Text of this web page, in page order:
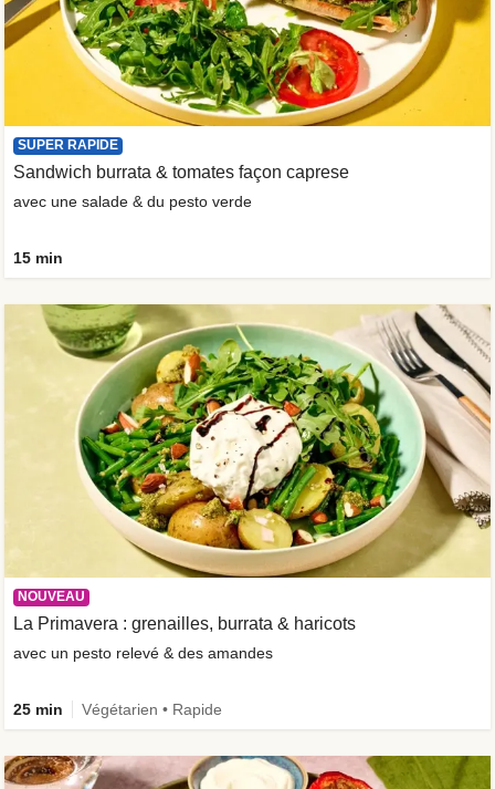
SUPER RAPIDE
Sandwich burrata & tomates façon caprese
avec une salade & du pesto verde
15 min
NOUVEAU
La Primavera : grenailles, burrata & haricots
avec un pesto relevé & des amandes
25 min Végétarien • Rapide